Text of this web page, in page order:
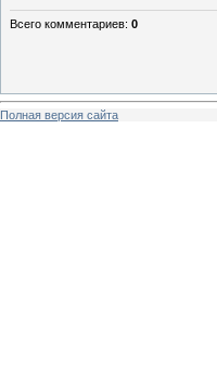
Всего комментариев: 0
Полная версия сайта